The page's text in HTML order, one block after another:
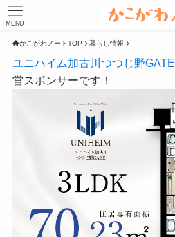
MENU
かこがわノートTOP 暮らし情報
ユニハイム加古川つつじ野GATE
営スポンサーです！